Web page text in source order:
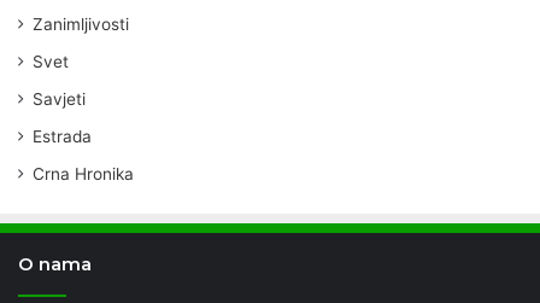
Zanimljivosti
Svet
Savjeti
Estrada
Crna Hronika
O nama